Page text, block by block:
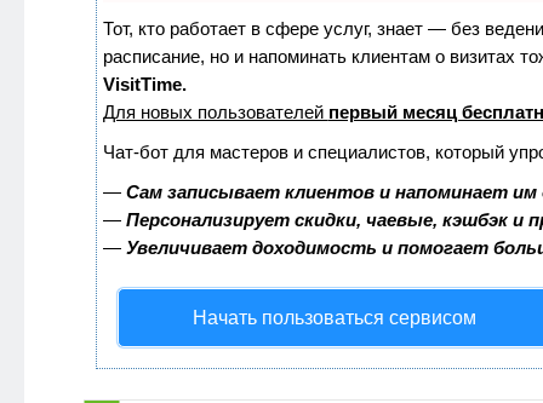
ЖИЗНИ
ЭКОЛОГИЯ
ДОМА
КРАСОТА И
ЗДОРОВЬЕ
Тот, кто работает в сфере услуг, знает — без
расписание, но и напоминать клиентам о
VisitTime.
Для новых пользователей первый месяц
Чат-бот для мастеров и специалистов, который
— Сам записывает клиентов и напоминает им
— Персонализирует скидки, чаевые, кэшбэк и
— Увеличивает доходимость и помогает
Начать пользоваться сервисом